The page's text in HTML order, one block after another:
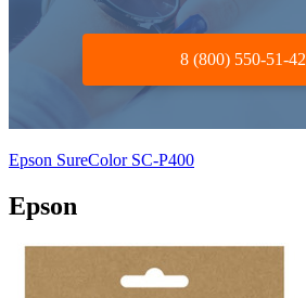
8 (800) 550-51-42
Epson SureColor SC-P400
Epson